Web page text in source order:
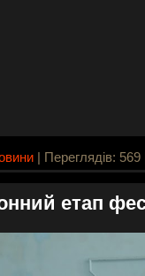
| Переглядів: 569
етап